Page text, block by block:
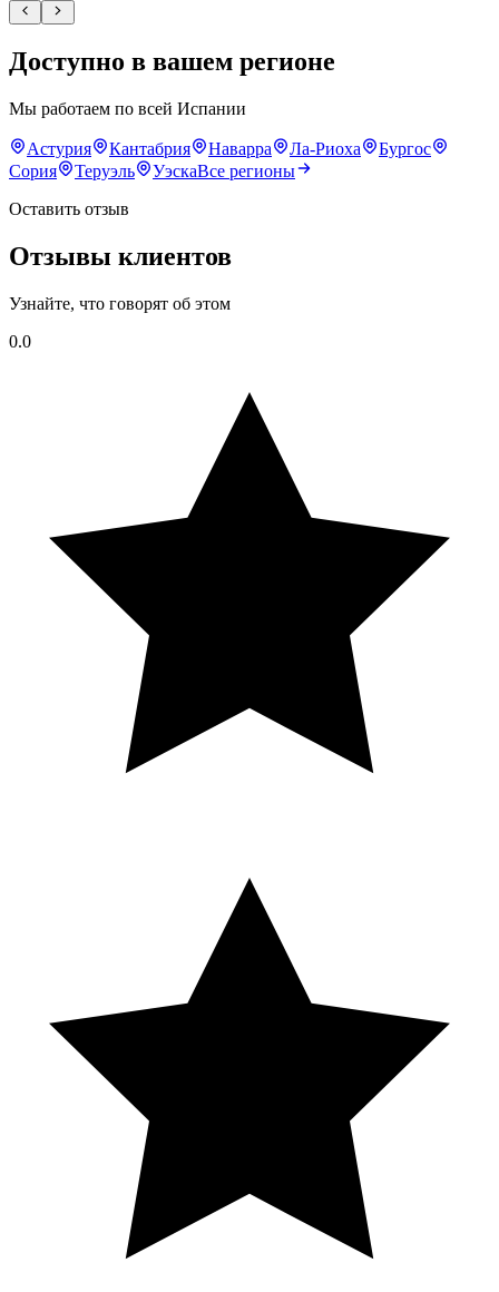
Доступно в вашем регионе
Мы работаем по всей Испании
Астурия Кантабрия Наварра Ла-Риоха
Бургос
Сория
Теруэль УэскаВсе регионы
Оставить отзыв
Отзывы клиентов
Узнайте, что говорят об этом
0.0